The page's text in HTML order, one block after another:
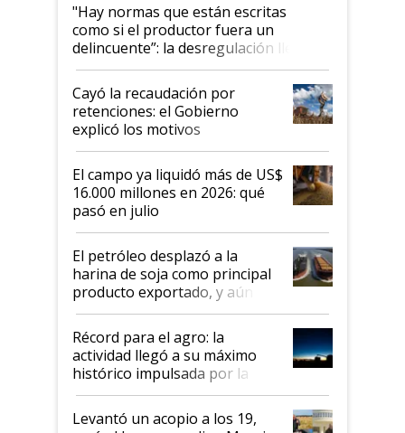
"Hay normas que están escritas
como si el productor fuera un
delincuente”: la desregulación llegó
al Congreso Aapresid y hasta se
habló del financiamiento al IPCVA
Cayó la recaudación por
retenciones: el Gobierno
explicó los motivos
El campo ya liquidó más de US$
16.000 millones en 2026: qué
pasó en julio
El petróleo desplazó a la
harina de soja como principal
producto exportado, y aún así
el agro aportó casi seis de cada
diez dólares y sostuvo el
liderazgo en un semestre
récord
Récord para el agro: la
actividad llegó a su máximo
histórico impulsada por la
cosecha y las exportaciones
Levantó un acopio a los 19,